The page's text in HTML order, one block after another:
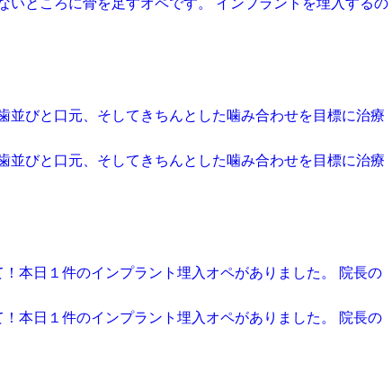
ところに骨を足すオペです。 インプラントを埋入するの
びと口元、そしてきちんとした噛み合わせを目標に治療
びと口元、そしてきちんとした噛み合わせを目標に治療
本日１件のインプラント埋入オペがありました。 院長の
本日１件のインプラント埋入オペがありました。 院長の